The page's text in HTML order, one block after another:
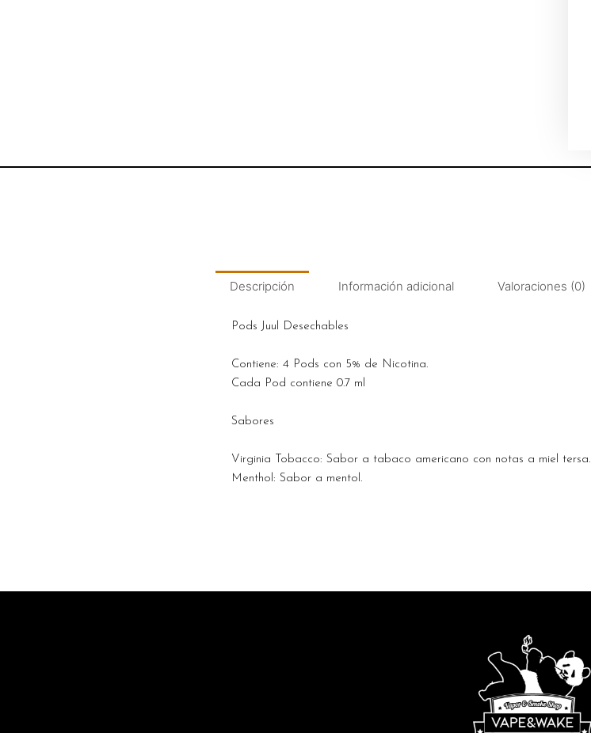
Descripción Información adicional Valoraciones (0)
Pods Juul Desechables
Contiene: 4 Pods con 5% de Nicotina.
Cada Pod contiene 0.7 ml
Sabores
Virginia Tobacco: Sabor a tabaco americano con notas a miel tersa.
Menthol: Sabor a mentol.